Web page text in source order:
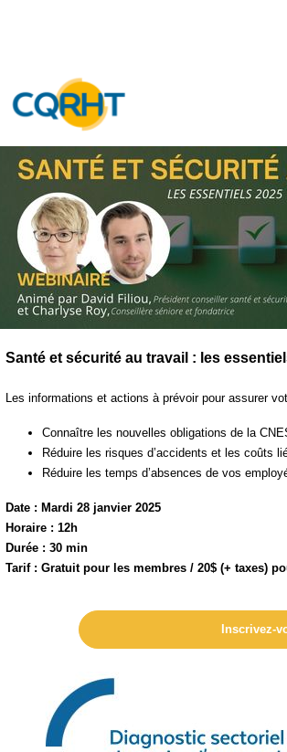
Santé et sécurité au travail : les
Les informations et actions à prévoir pour assurer
Connaître les nouvelles obligations de la
Réduire les risques d’accidents et les coûts
Réduire les temps d’absences de vos
Date : Mardi 28 janvier 2025
Horaire : 12h
Durée : 30 min
Tarif : Gratuit pour les membres / 20$ (+ taxes)
Inscrivez-